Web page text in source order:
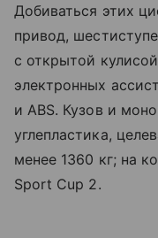
Добиваться этих
привод,
с открытой
электронных
и ABS. Кузов и
углепластика,
менее 1360 кг; на
Sport Cup 2.